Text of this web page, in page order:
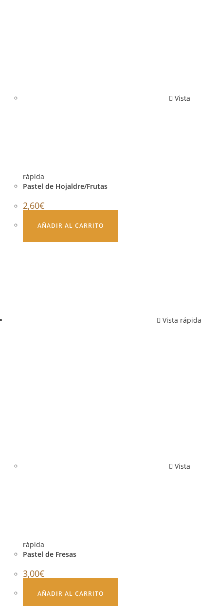
Vista
rápida
Pastel de Hojaldre/Frutas
2,60€
AÑADIR AL CARRITO
Vista rápida
Vista
rápida
Pastel de Fresas
3,00€
AÑADIR AL CARRITO